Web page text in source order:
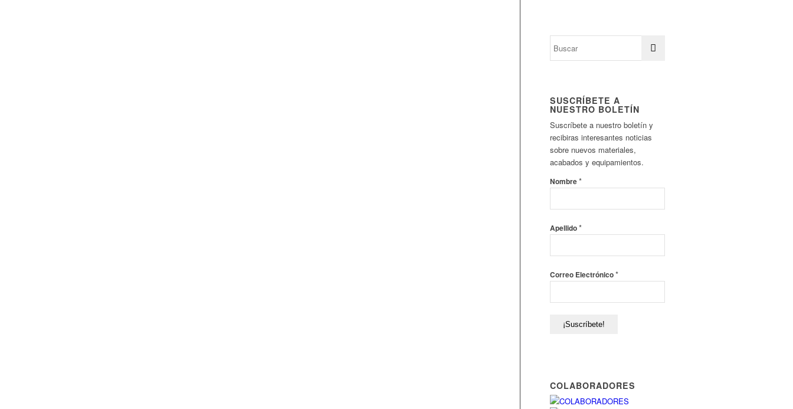
SUSCRÍBETE A
NUESTRO BOLETÍN
Suscríbete a nuestro boletín y
recibiras interesantes noticias
sobre nuevos materiales,
acabados y equipamientos.
Nombre*
Apellido*
Correo Electrónico*
COLABORADORES